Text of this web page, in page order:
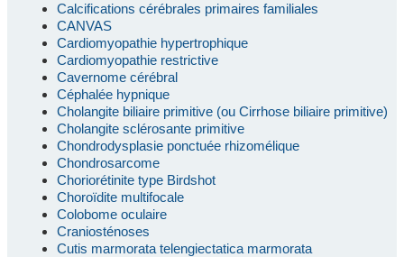
Calcifications cérébrales primaires familiales
CANVAS
Cardiomyopathie hypertrophique
Cardiomyopathie restrictive
Cavernome cérébral
Céphalée hypnique
Cholangite biliaire primitive (ou Cirrhose biliaire primitive)
Cholangite sclérosante primitive
Chondrodysplasie ponctuée rhizomélique
Chondrosarcome
Choriorétinite type Birdshot
Choroïdite multifocale
Colobome oculaire
Craniosténoses
Cutis marmorata telengiectatica marmorata